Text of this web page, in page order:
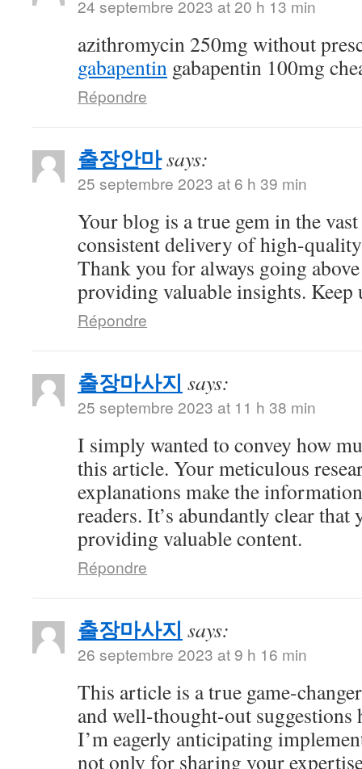
24 septembre 2023 at 20 h 13 min
azithromycin 250mg without
gabapentin gabapentin 100mg
Répondre
출장안마says:
25 septembre 2023 at 6 h 39 min
Your blog is a true gem in the
consistent delivery of high-
Thank you for always going
providing valuable insights.
Répondre
출장마사지 says:
25 septembre 2023 at 11 h 38 min
I simply wanted to convey how
this article. Your meticulous
explanations make the
readers. It’s abundantly clear that
providing valuable content.
Répondre
출장마사지 says:
26 septembre 2023 at 9 h 16 min
This article is a true game-
and well-thought-out
I’m eagerly anticipating
not only for sharing your